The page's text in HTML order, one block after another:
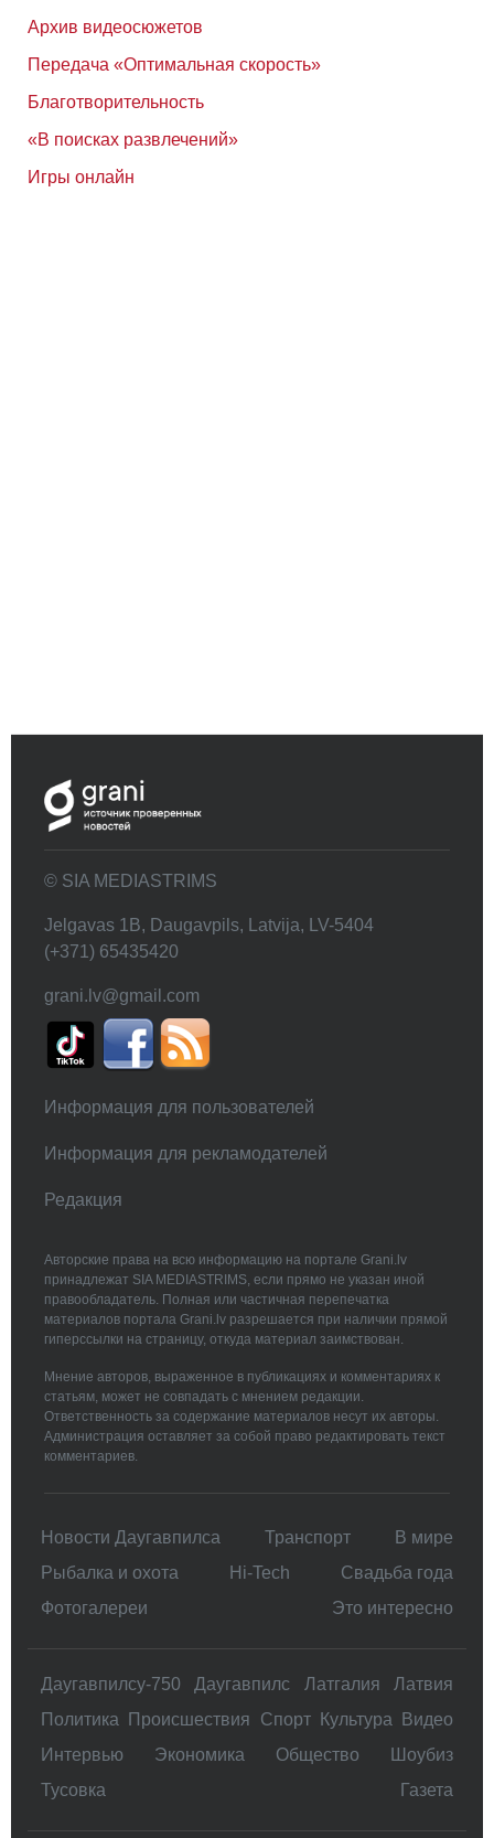
Архив видеосюжетов
Передача «Оптимальная скорость»
Благотворительность
«В поисках развлечений»
Игры онлайн
© SIA MEDIASTRIMS
Jelgavas 1B, Daugavpils, Latvija, LV-5404
(+371) 65435420
grani.lv@gmail.com
Информация для пользователей
Информация для рекламодателей
Редакция
Авторские права на всю информацию на портале Grani.lv
принадлежат SIA MEDIASTRIMS, если прямо не указан иной
правообладатель. Полная или частичная перепечатка
материалов портала Grani.lv разрешается при наличии прямой
гиперссылки на страницу, откуда материал заимствован.
Мнение авторов, выраженное в публикациях и комментариях к
статьям, может не совпадать с мнением редакции.
Ответственность за содержание материалов несут их авторы.
Администрация оставляет за собой право редактировать текст
комментариев.
Новости Даугавпилса Транспорт
В мире
Рыбалка и охота
Hi-Tech
Свадьбa года
Фотогалереи
Это интересно
Даугавпилсу-750 Даугавпилс Латгалия
Латвия
Политика
Происшествия Спорт Культура
Видео
Интервью
Экономика Общество
Шоубиз
Тусовка
Газета